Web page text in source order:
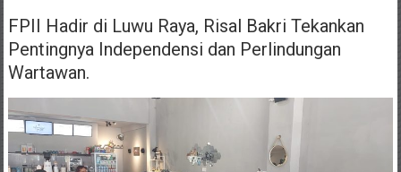
FPII Hadir di Luwu Raya, Risal Bakri Tekankan
Pentingnya Independensi dan Perlindungan
Wartawan.